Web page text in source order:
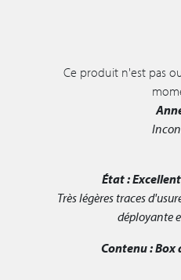
Ce produit n'est pas
État :
Très légères traces
déployante
Contenu :Box